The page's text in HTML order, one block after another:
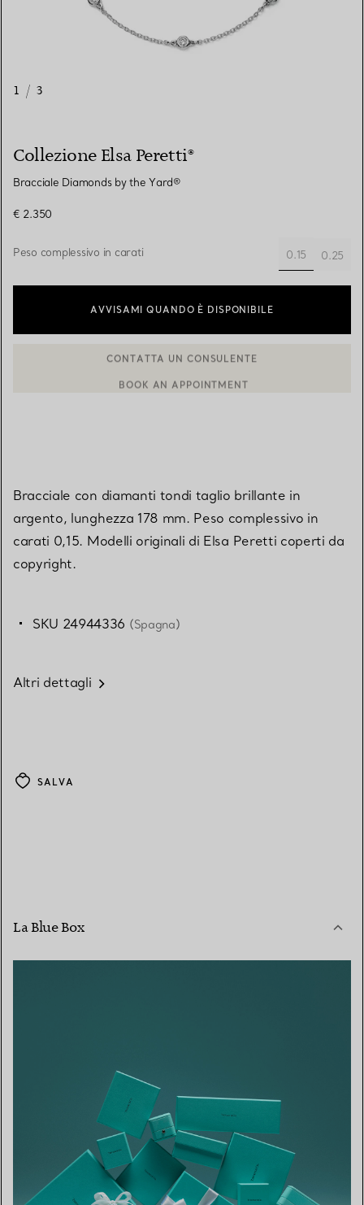
1 / 3
Collezione Elsa Peretti®
Bracciale Diamonds by the Yard®
€ 2.350
Peso complessivo in carati
0.15
selezionato/i
0.25
AVVISAMI QUANDO È DISPONIBILE
Bracciale con diamanti tondi taglio brillante in
argento, lunghezza 178 mm. Peso complessivo in
carati 0,15. Modelli originali di Elsa Peretti coperti da
copyright.
SKU 24944336 (Spagna)
Altri dettagli
SALVA
La Blue Box